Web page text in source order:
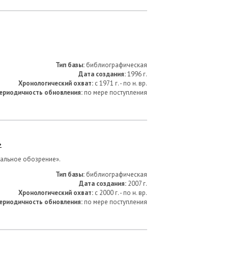
Тип базы: библиографическая
Дата создания:1996 г.
Хронологический охват: с 1971 г. - по н. вр.
обновления: по мере поступления
обозрение».
Тип базы: библиографическая
Дата создания: 2007 г.
Хронологический охват: с 2000 г. - по н. вр.
обновления: по мере поступления